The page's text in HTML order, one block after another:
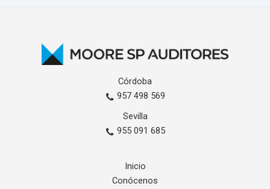
Córdoba
957 498 569
Sevilla
955 091 685
Inicio
Conócenos